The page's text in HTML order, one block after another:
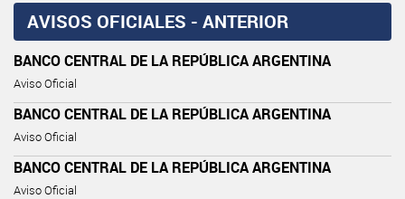
AVISOS OFICIALES - ANTERIOR
BANCO CENTRAL DE LA REPÚBLICA ARGENTINA
Aviso Oficial
BANCO CENTRAL DE LA REPÚBLICA ARGENTINA
Aviso Oficial
BANCO CENTRAL DE LA REPÚBLICA ARGENTINA
Aviso Oficial